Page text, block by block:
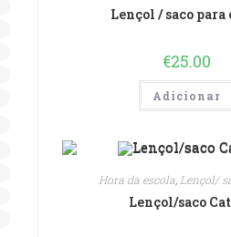
Lençol / saco para
€25.00
Adicionar
Hora da escola Lençol/
Lençol/saco